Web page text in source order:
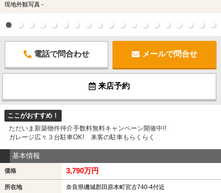
現地外観写真 -
電話で問合わせ メールで問合せ
来店予約
ここがおすすめ！
ただいま新築物件仲介手数料無料キャンペーン開催中!!
ガレージ広々３台駐車OK! 来客の駐車もらくらく
基本情報
価格 3,790万円
所在地 奈良県磯城郡田原本町宮古740-4付近